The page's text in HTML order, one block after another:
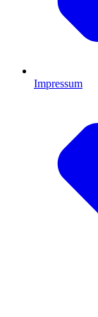
Impressum